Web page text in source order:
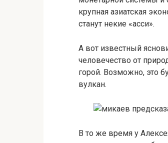
крупная азиатская
станут некие «асси».
А вот известный
человечество от
горой. Возможно, это
вулкан.
В то же время у